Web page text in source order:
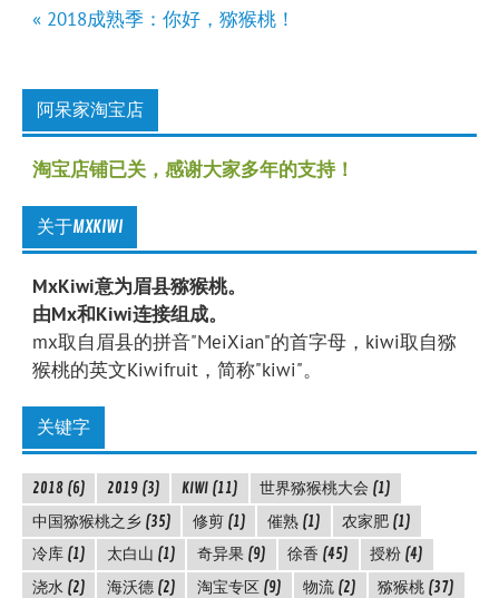
文
航
« 2018成熟季：你好，猕猴桃！
阿呆家淘宝店
淘宝店铺已关，感谢大家多年的支持！
关于MXKIWI
MxKiwi意为眉县猕猴桃。
由Mx和Kiwi连接组成。
mx取自眉县的拼音"MeiXian"的首字母，kiwi取自猕
猴桃的英文Kiwifruit，简称"kiwi"。
关键字
2018(6) 2019(3) KIWI(11) 世界猕猴桃大会 (1)
中国猕猴桃之乡(35) 修剪(1) 催熟(1) 农家肥 (1)
冷库(1) 太白山 (1) 奇异果 (9) 徐香 (45) 授粉 (4)
浇水(2) 海沃德(2) 淘宝专区(9) 物流 (2) 猕猴桃 (37)